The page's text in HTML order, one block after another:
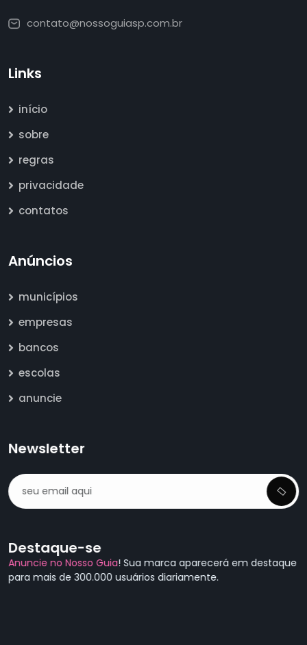
contato@nossoguiasp.com.br
Links
início
sobre
regras
privacidade
contatos
Anúncios
municípios
empresas
bancos
escolas
anuncie
Newsletter
Destaque-se
Anuncie no Nosso Guia! Sua marca aparecerá em destaque
para mais de 300.000 usuários diariamente.